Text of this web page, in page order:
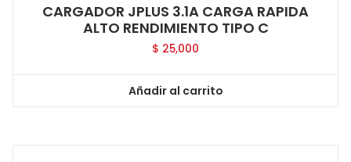
CARGADOR JPLUS 3.1A CARGA RAPIDA
ALTO RENDIMIENTO TIPO C
$ 25,000
Añadir al carrito